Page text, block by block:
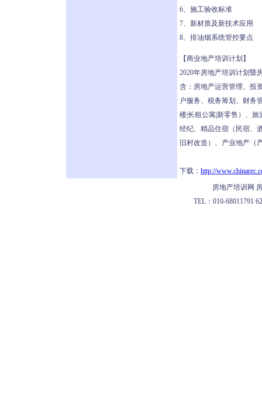
6、施工验收标准
7、新材质及新技术应用
8、排油烟系统管控要点
【商业地产培训计划】
2020年房地产培训计划暨
含：房地产运营管理、投
户服务、税务筹划、财务
楼|长租公寓|新零售）、
经纪、精品住宿（民宿、
旧村改造）、产业地产（
下载： http://
房地产培训网
TEL：010-68011791